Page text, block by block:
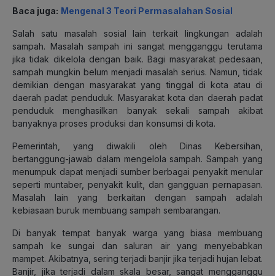
Baca juga: Mengenal 3 Teori Permasalahan Sosial
Salah satu masalah sosial lain terkait lingkungan adalah
sampah. Masalah sampah ini sangat mengganggu terutama
jika tidak dikelola dengan baik. Bagi masyarakat pedesaan,
sampah mungkin belum menjadi masalah serius. Namun, tidak
demikian dengan masyarakat yang tinggal di kota atau di
daerah padat penduduk. Masyarakat kota dan daerah padat
penduduk menghasilkan banyak sekali sampah akibat
banyaknya proses produksi dan konsumsi di kota.
Pemerintah, yang diwakili oleh Dinas Kebersihan,
bertanggung-jawab dalam mengelola sampah. Sampah yang
menumpuk dapat menjadi sumber berbagai penyakit menular
seperti muntaber, penyakit kulit, dan gangguan pernapasan.
Masalah lain yang berkaitan dengan sampah adalah
kebiasaan buruk membuang sampah sembarangan.
Di banyak tempat banyak warga yang biasa membuang
sampah ke sungai dan saluran air yang menyebabkan
mampet. Akibatnya, sering terjadi banjir jika terjadi hujan lebat.
Banjir, jika terjadi dalam skala besar, sangat mengganggu